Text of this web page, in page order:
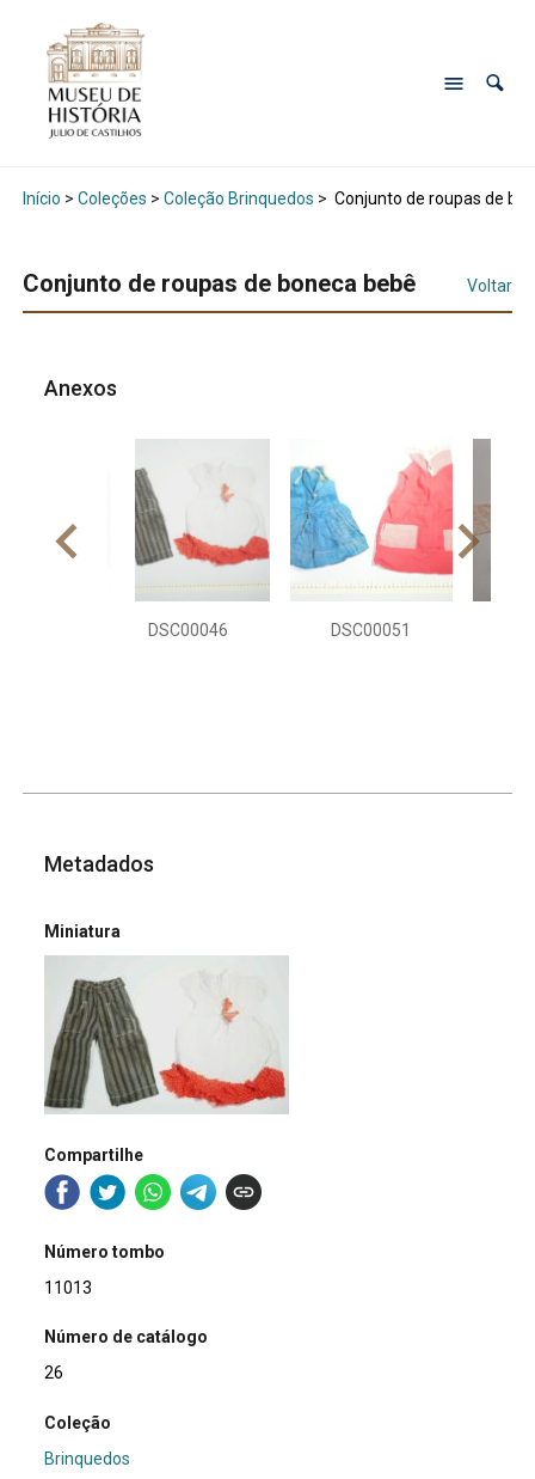
Início > Coleções > Coleção Brinquedos > Conjunto de roupas de
Conjunto de roupas de boneca bebê Voltar
Anexos
DSC00046 DSC00051
Metadados
Miniatura
Compartilhe
Número tombo
11013
Número de catálogo
26
Coleção
Brinquedos